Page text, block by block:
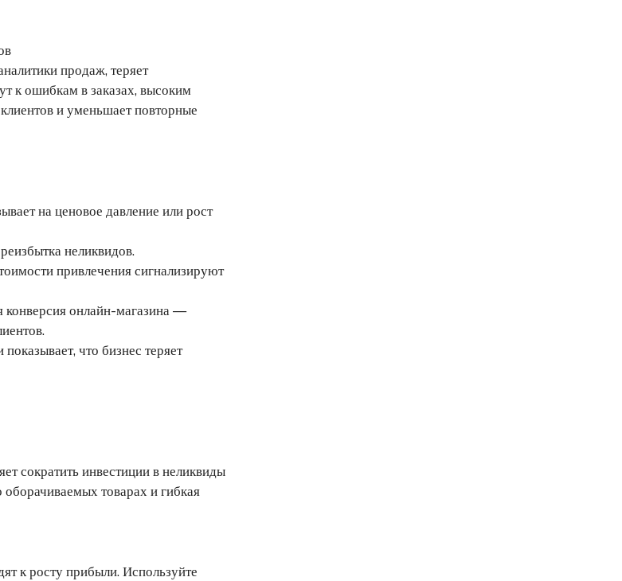
продаж, теряет
к ошибкам в заказах, высоким
и уменьшает повторные
на ценовое давление или рост
неликвидов.
привлечения сигнализируют
конверсия онлайн-магазина —
что бизнес теряет
сократить инвестиции в неликвиды
товарах и гибкая
к росту прибыли. Используйте